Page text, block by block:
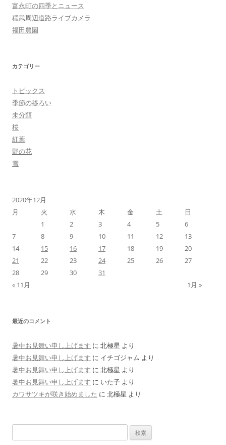
富永町の四季とニュース
稲武周辺道路ライブカメラ
福田農園
カテゴリー
トピックス
季節の移ろい
未分類
桜
紅葉
野の花
雪
2020年12月
月
火 水 木 金 土
日
1
2 3 4 5
6
7
8 9 10 11 12
13
14
15 16 17 18 19
20
21
22 23 24 25 26
27
28
29 30
31
« 11月
1月 »
最近のコメント
暑中お見舞い申し上げます に 北極星 より
暑中お見舞い申し上げます に イチゴジャム より
暑中お見舞い申し上げます に 北極星 より
暑中お見舞い申し上げます に いた子 より
カワサツキが咲き始めました に 北極星 より
索: